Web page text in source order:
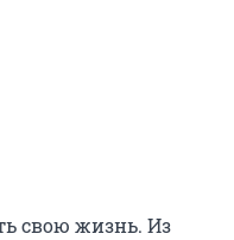
свою жизнь. Из